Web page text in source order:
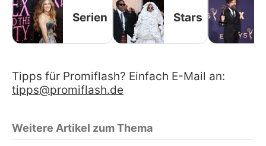
Serien Stars
Tipps für Promiflash? Einfach E-Mail an:
tipps@promiflash.de
Weitere Artikel zum Thema